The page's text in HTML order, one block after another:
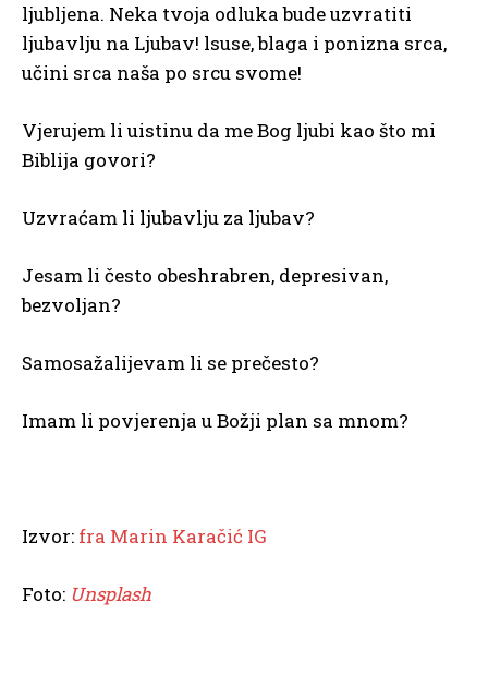
ljubljena. Neka tvoja odluka bude uzvratiti
ljubavlju na Ljubav! lsuse, blaga i ponizna srca,
učini srca naša po srcu svome!
Vjerujem li uistinu da me Bog ljubi kao što mi
Biblija govori?
Uzvraćam li ljubavlju za ljubav?
Jesam li često obeshrabren, depresivan,
bezvoljan?
Samosažalijevam li se prečesto?
Imam li povjerenja u Božji plan sa mnom?
Izvor: fra Marin Karačić IG
Foto: Unsplash